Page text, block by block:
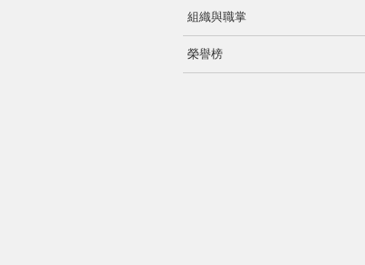
組織與職掌
榮譽榜